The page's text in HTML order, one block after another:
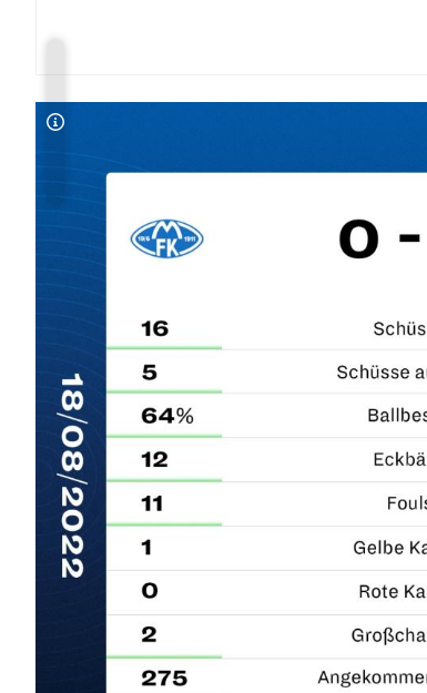
Copyright-Hinweis öffnen/schließen